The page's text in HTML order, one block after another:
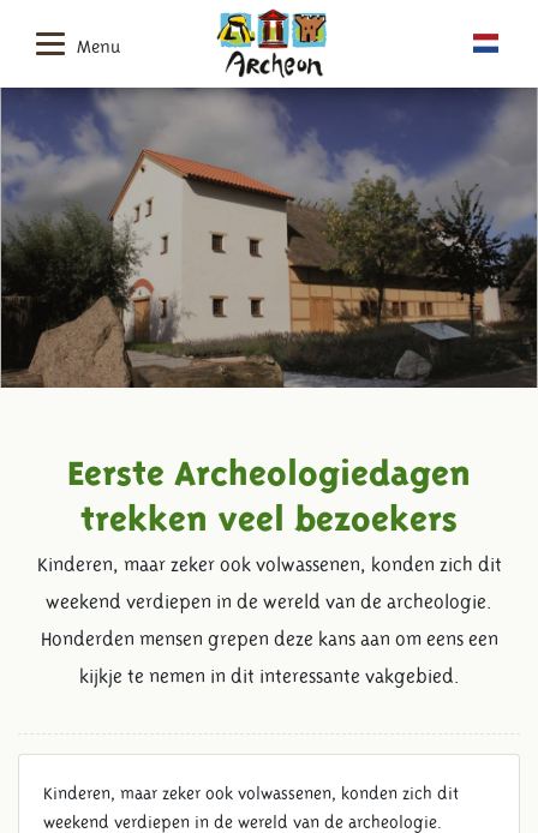
Menu
Eerste Archeologiedagen
trekken veel bezoekers
Kinderen, maar zeker ook volwassenen, konden zich dit
weekend verdiepen in de wereld van de archeologie.
Honderden mensen grepen deze kans aan om eens een
kijkje te nemen in dit interessante vakgebied.
Kinderen, maar zeker ook volwassenen, konden zich dit
weekend verdiepen in de wereld van de archeologie.